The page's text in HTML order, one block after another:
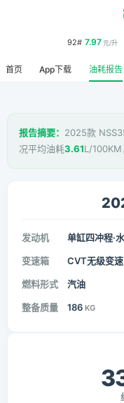
92# 7.97元/升
首页 App下载 油耗报告
报告摘要： 2025款
况平均油耗3.61L/100KM
发动机 单缸四冲程·
变速箱 CVT无级变
燃料形式 汽油
整备质量 186 KG